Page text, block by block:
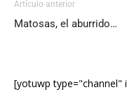
Artículo anterior
Matosas, el aburrido…
[yotuwp type="channel"